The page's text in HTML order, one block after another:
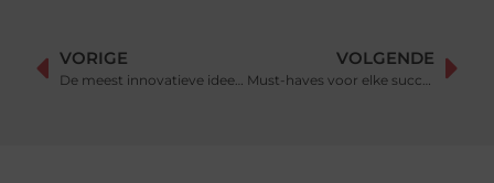
VORIGE
De meest innovatieve ideeën in duurzaam wonen
VOLGENDE
Must-haves voor elke succesvolle roosterplanning